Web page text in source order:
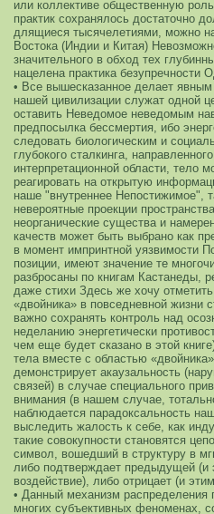
или коллективе общественную роль
практик сохранялось достаточно
длящиеся тысячелетиями, можно
Востока (Индии и Китая)
значительного в обход тех
нацелена практика безупречности
• Все вышесказанное делает
нашей цивилизации служат одной
оставить Неведомое неведомым
предпосылка бессмертия, ибо
следовать биологическим и
глубокого сталкинга,
интерпретационной области, тело
реагировать на открытую
наше "внутреннее Непостижимое",
невероятные проекции
неорганические существа и
качеств может быть выбрано как
в момент импринтной уязвимости
позиции, имеют значение те
разбросаны по книгам Кастанеды,
даже стихи Здесь же хочу
«двойника» в повседневной жизни
важно сохранять контроль над
неделанию энергетически
чем еще будет сказано в этой
тела вместе с областью
демонстрирует акаузальность
связей) в случае специального
внимания (в нашем случае,
наблюдается парадоксальность
выследить жалость к себе, как
такие совокупности становятся
символ, вошедший в структуру в
либо подтверждает предыдущей (и
воздействие), либо отрицает (и
• Данный механизм распределения
многих субъективных феноменах,